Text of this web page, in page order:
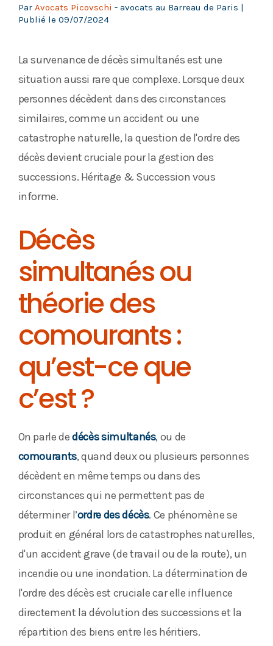
Par Avocats Picovschi - avocats au Barreau de Paris |
Publié le 09/07/2024
La survenance de décès simultanés est une
situation aussi rare que complexe. Lorsque deux
personnes décèdent dans des circonstances
similaires, comme un accident ou une
catastrophe naturelle, la question de l'ordre des
décès devient cruciale pour la gestion des
successions. Héritage & Succession vous
informe.
Décès
simultanés ou
théorie des
comourants :
qu’est-ce que
c’est ?
On parle dedécès simultanés, ou de
comourants, quand deux ou plusieurs personnes
décèdent en même temps ou dans des
circonstances qui ne permettent pas de
déterminer l’ordre des décès. Ce phénomène se
produit en général lors de catastrophes naturelles,
d'un accident grave (de travail ou de la route), un
incendie ou une inondation. La détermination de
l'ordre des décès est cruciale car elle influence
directement la dévolution des successions et la
répartition des biens entre les héritiers.